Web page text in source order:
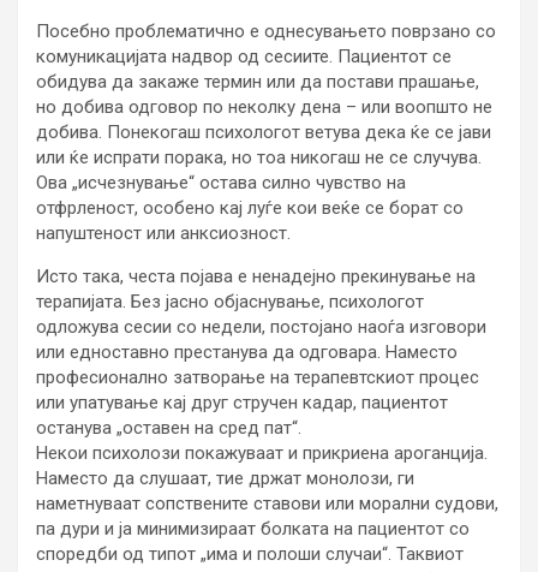
Посебно проблематично е однесувањето поврзано со
комуникацијата надвор од сесиите. Пациентот се
обидува да закаже термин или да постави прашање,
но добива одговор по неколку дена – или воопшто не
добива. Понекогаш психологот ветува дека ќе се јави
или ќе испрати порака, но тоа никогаш не се случува.
Ова „исчезнување“ остава силно чувство на
отфрленост, особено кај луѓе кои веќе се борат со
напуштеност или анксиозност.
Исто така, честа појава е ненадејно прекинување на
терапијата. Без јасно објаснување, психологот
одложува сесии со недели, постојано наоѓа изговори
или едноставно престанува да одговара. Наместо
професионално затворање на терапевтскиот процес
или упатување кај друг стручен кадар, пациентот
останува „оставен на сред пат“.
Некои психолози покажуваат и прикриена ароганција.
Наместо да слушаат, тие држат монолози, ги
наметнуваат сопствените ставови или морални судови,
па дури и ја минимизираат болката на пациентот со
споредби од типот „има и полоши случаи“. Таквиот